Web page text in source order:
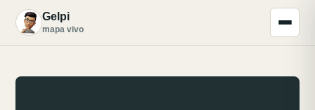
G Gelpi
mapa vivo